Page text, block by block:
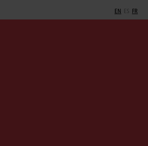
EN ES FR